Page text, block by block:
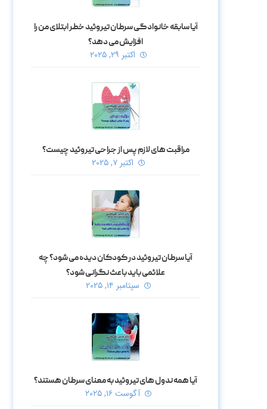
آیا سابقه خانوادگی سرطان تیروئید خطر ابتلای من را
افزایش می‌ دهد؟
اکتبر ۲۹, ۲۰۲۵
مراقبت‌ های لازم پس از جراحی تیروئید چیست؟
اکتبر ۷, ۲۰۲۵
آیا سرطان تیروئید در کودکان دیده می‌ شود؟ چه
علائمی باید باعث نگرانی شود؟
سپتامبر ۱۴, ۲۰۲۵
آیا همه ندول‌ های تیروئید به معنای سرطان هستند؟
آگوست ۱۶, ۲۰۲۵